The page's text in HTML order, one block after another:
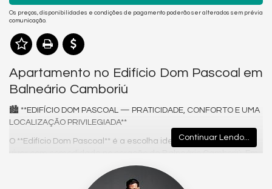
Os preços, disponibilidades e condições de pagamento poderão ser alterados sem prévia
comunicação.
Apartamento no Edifício Dom Pascoal em
Balneário Camboriú
🏙️ **EDIFÍCIO DOM PASCOAL — PRATICIDADE, CONFORTO E UMA
LOCALIZAÇÃO PRIVILEGIADA**
O **Edifício Dom Pascoal** é a escolha ideal para quem busca
viver com comodidade no coração de Balneário Camboriú. Em
uma região repleta de facilidades, ele oferece tudo o que você
precisa para um dia a dia leve, prático e conectado à cidade.
Continuar Lendo...